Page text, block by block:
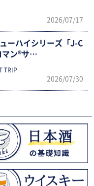
2026/07/17
ーハイシリーズ「J-C
マン®サ…
TRIP
2026/07/30